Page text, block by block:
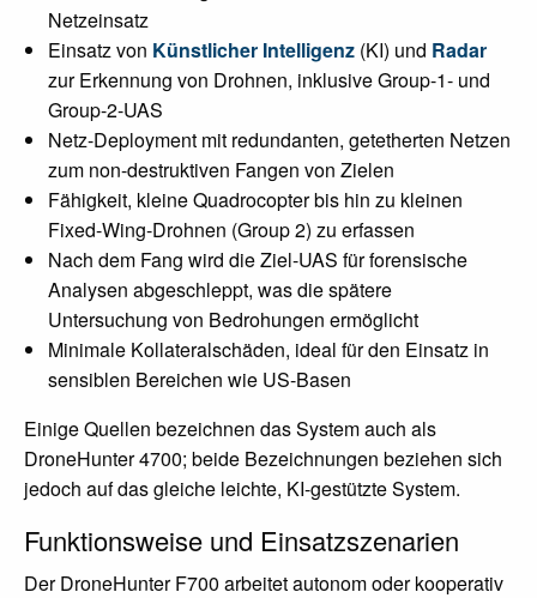
Netzeinsatz
Einsatz von Künstlicher Intelligenz (KI) und Radar
zur Erkennung von Drohnen, inklusive Group-1- und
Group-2-UAS
Netz-Deployment mit redundanten, getetherten Netzen
zum non-destruktiven Fangen von Zielen
Fähigkeit, kleine Quadrocopter bis hin zu kleinen
Fixed-Wing-Drohnen (Group 2) zu erfassen
Nach dem Fang wird die Ziel-UAS für forensische
Analysen abgeschleppt, was die spätere
Untersuchung von Bedrohungen ermöglicht
Minimale Kollateralschäden, ideal für den Einsatz in
sensiblen Bereichen wie US-Basen
Einige Quellen bezeichnen das System auch als
DroneHunter 4700; beide Bezeichnungen beziehen sich
jedoch auf das gleiche leichte, KI-gestützte System.
Funktionsweise und Einsatzszenarien
Der DroneHunter F700 arbeitet autonom oder kooperativ